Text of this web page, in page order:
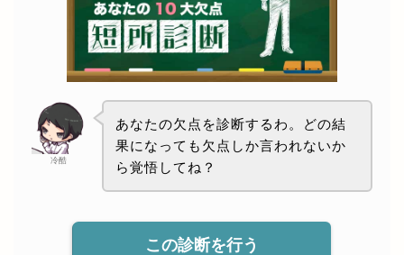
冷酷
あなたの欠点を診断するわ。どの結
果になっても欠点しか言われないか
ら覚悟してね？
この診断を行う